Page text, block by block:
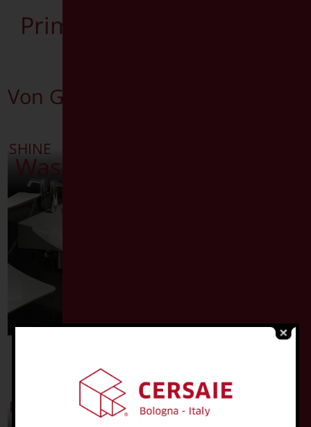
Prime
Von Goman empfohlen
SHINE
Waschbecken
NEW AGE Badewanne mit